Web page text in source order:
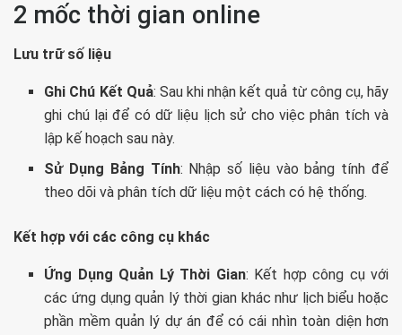
2 mốc thời gian online
Lưu trữ số liệu
Ghi Chú Kết Quả: Sau khi nhận kết quả từ công cụ, hãy
ghi chú lại để có dữ liệu lịch sử cho việc phân tích và
lập kế hoạch sau này.
Sử Dụng Bảng Tính: Nhập số liệu vào bảng tính để
theo dõi và phân tích dữ liệu một cách có hệ thống.
Kết hợp với các công cụ khác
Ứng Dụng Quản Lý Thời Gian: Kết hợp công cụ với
các ứng dụng quản lý thời gian khác như lịch biểu hoặc
phần mềm quản lý dự án để có cái nhìn toàn diện hơn